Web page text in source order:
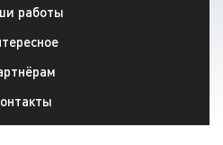
работы